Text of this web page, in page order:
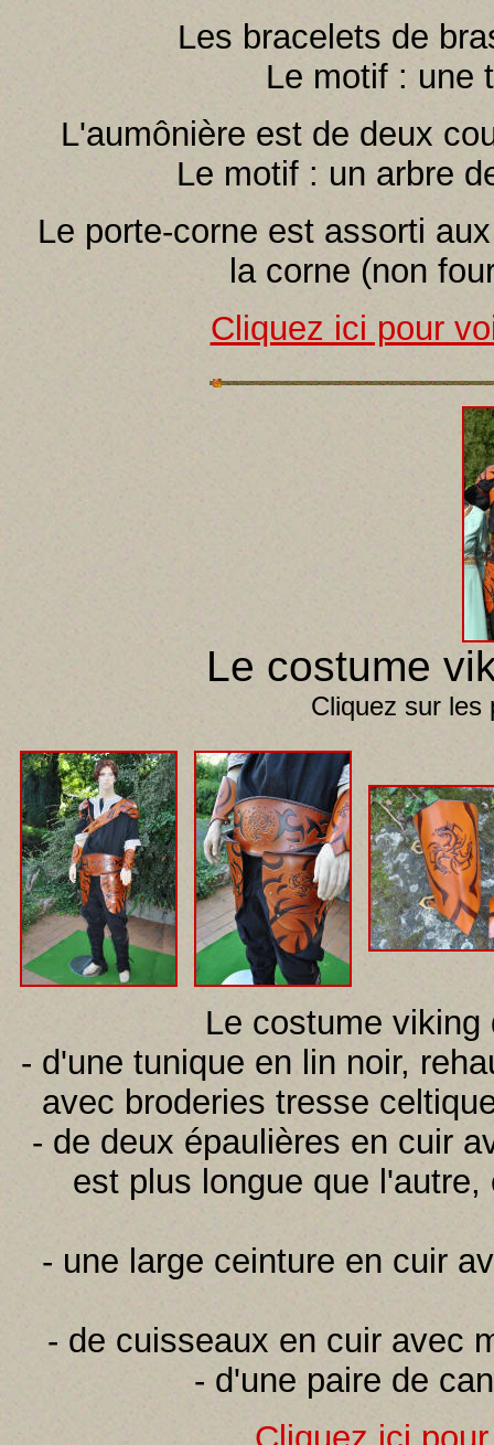
Les bracelets de
Le motif : une
L'aumônière est de deux
Le motif : un arbre
Le porte-corne est assorti
la corne (non
Cliquez ici pour
Le costume
Cliquez sur les
Le costume
- d'une tunique en lin noir,
avec broderies tresse
- de deux épaulières en cuir
est plus longue que
- une large ceinture en cuir
- de cuisseaux en cuir avec
- d'une paire de